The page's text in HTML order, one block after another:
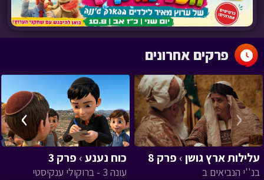
עלילות ארץ גושן› פרק 8
בנ''י הנביאים ב
כוח נענע› פרק 3
עונה 3 - ברוקולי ענקיסטי
‹
›